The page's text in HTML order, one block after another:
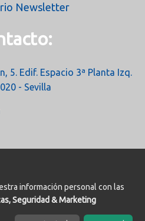
Newsletter
5. Edif. Espacio 3ª Planta Izq.
- Sevilla
información personal con las
Seguridad & Marketing